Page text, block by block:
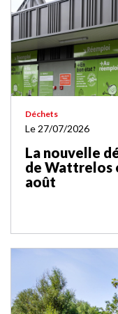
Déchets
Le 27/07/2026
La nouvelle
de Wattrelos
août